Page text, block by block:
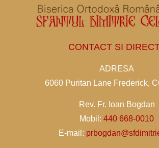
CONTACT SI
ADRESA
6060 Puritan Lane Frederick,
Rev. Fr. Ioan Bogdan
Mobil: 440 668-0010
E-mail: